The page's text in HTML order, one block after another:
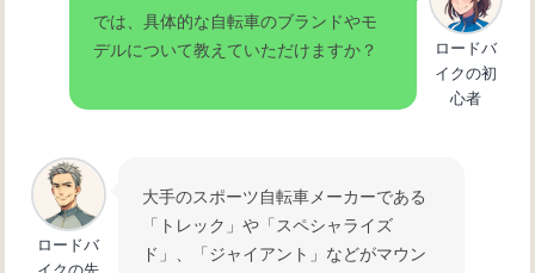
では、具体的な自転車のブランドやモ
デルについて教えていただけますか？
ロードバ
イクの初
心者
ロードバ
大手のスポーツ自転車メーカーである
「トレック」や「スペシャライズ
ド」、「ジャイアント」などがマウン